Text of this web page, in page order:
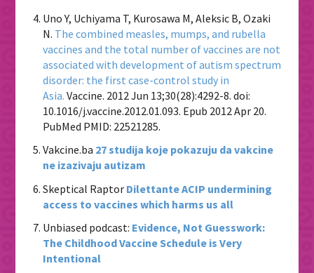
Uno Y, Uchiyama T, Kurosawa M, Aleksic B, Ozaki
N. The combined measles, mumps, and rubella
vaccines and the total number of vaccines are not
associated with development of autism spectrum
disorder: the first case-control study in
Asia. Vaccine. 2012 Jun 13;30(28):4292-8. doi:
10.1016/j.vaccine.2012.01.093. Epub 2012 Apr 20.
PubMed PMID: 22521285.
Vakcine.ba 27 studija koje pokazuju da vakcine
ne izazivaju autizam
Skeptical Raptor Dilettante ACIP undermining
access to vaccines which harms us all
Unbiased podcast: Evidence, Not Guesswork:
The Childhood Vaccine Schedule is Very
Intentional